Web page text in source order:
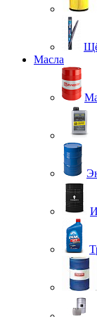
Масла